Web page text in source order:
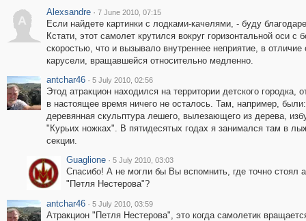
A
Alexsandre · 7 June 2010, 07:15
Если найдете картинки с лодками-качелями, - буду
Кстати, этот самолет крутился вокруг горизонтальной оси с
скоростью, что и вызывало внутреннее неприятие, в отличие
карусели, вращавшейся относительно медленно.
antchar46 · 5 July 2010, 02:56
Этод атракцион находился на территории детского городка,
в настоящее время ничего не осталось. Там, например, были:
деревянная скульптура лешего, вылезающего из дерева,
"Курьих ножках". В пятидесятых годах я занимался там в
секции.
Guaglione · 5 July 2010, 03:03
Спасибо! А не могли бы Вы вспомнить, где точно стоял
"Петля Нестерова"?
antchar46 · 5 July 2010, 03:59
Атракцион "Петля Нестерова", это когда самолетик